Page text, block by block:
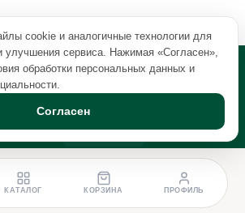
КАТАЛОГ КОРЗИНА ПРОФИЛЬ
cookie и аналогичные технологии для
улучшения сервиса. Нажимая «Согласен»,
обработки персональных данных и
.
Согласен